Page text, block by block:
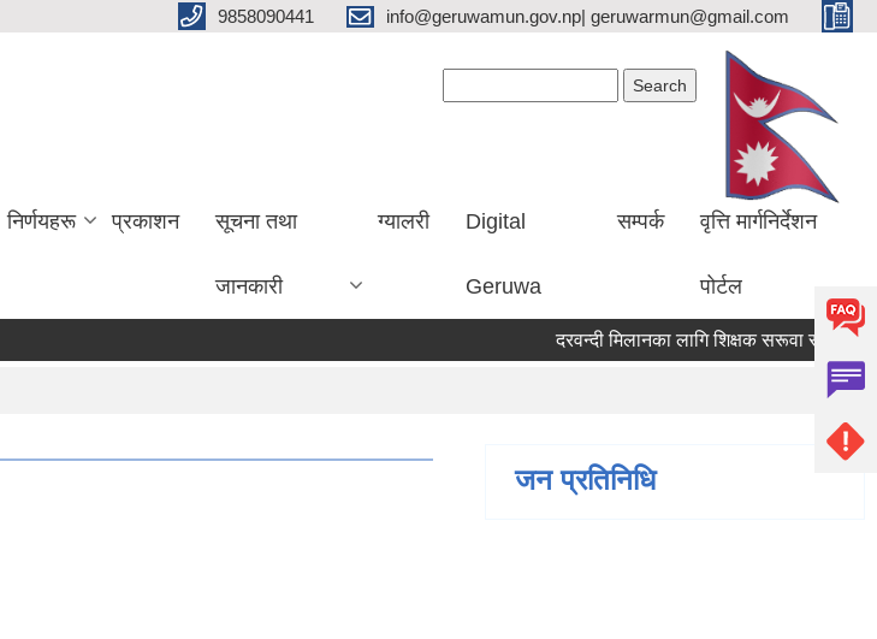
9858090441 info@geruwamun.gov.np| geruwarmun@gmail.com
निर्णयहरू प्रकाशन सूचना तथा
जानकारी
ग्यालरी Digital
Geruwa
सम्पर्क वृत्ति मार्गनिर्देशन
पोर्टल
दरवन्दी मिलानका लागि शिक्षक सरूवा सम्बन्धि
जन प्रतिनिधि